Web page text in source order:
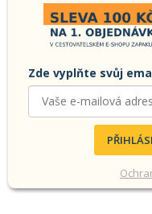
Zde vyplňte svůj